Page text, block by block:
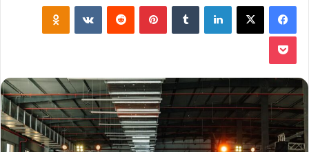
فيسبوك لينكدإن بينتيريست